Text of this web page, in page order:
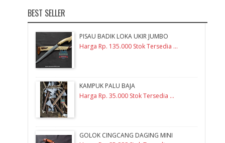
BEST SELLER
PISAU BADIK LOKA UKIR JUMBO
Harga Rp. 135.000 Stok Tersedia ...
KAMPUK PALU BAJA
Harga Rp. 35.000 Stok Tersedia ...
GOLOK CINGCANG DAGING MINI